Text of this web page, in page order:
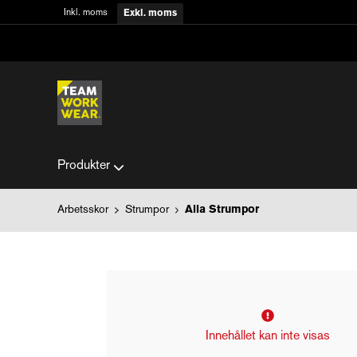
Inkl. moms Exkl. moms
Produkter
Arbetsskor Strumpor Alla Strumpor
Innehållet kan inte visas